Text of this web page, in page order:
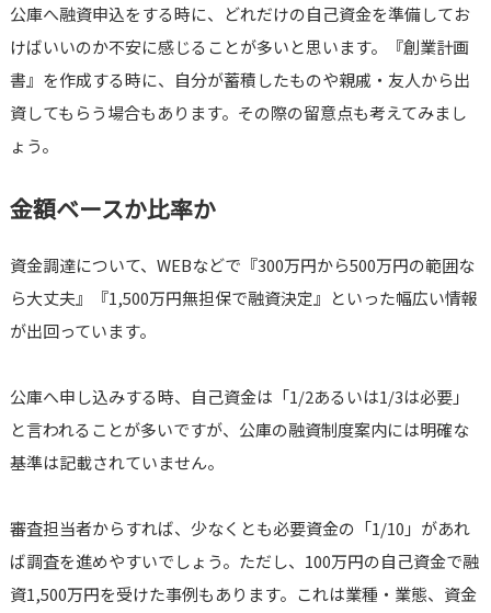
公庫へ融資申込をする時に、どれだけの自己資金を準備してお
けばいいのか不安に感じることが多いと思います。『創業計画
書』を作成する時に、自分が蓄積したものや親戚・友人から出
資してもらう場合もあります。その際の留意点も考えてみまし
ょう。
金額ベースか比率か
資金調達について、WEBなどで『300万円から500万円の範囲な
ら大丈夫』『1,500万円無担保で融資決定』といった幅広い情報
が出回っています。
公庫へ申し込みする時、自己資金は「1/2あるいは1/3は必要」
と言われることが多いですが、公庫の融資制度案内には明確な
基準は記載されていません。
審査担当者からすれば、少なくとも必要資金の「1/10」があれ
ば調査を進めやすいでしょう。ただし、100万円の自己資金で融
資1,500万円を受けた事例もあります。これは業種・業態、資金